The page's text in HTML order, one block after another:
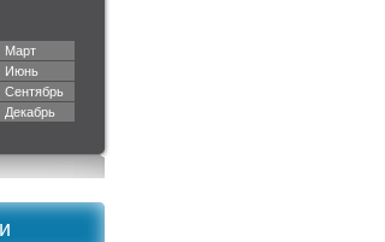
Март
Июнь
Сентябрь
Декабрь